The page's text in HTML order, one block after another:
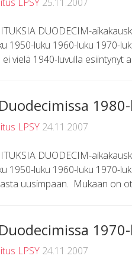
DUODECIM-
1950-luku 1960-luku 1970-
vielä 1940-luvulla esiintynyt
LPSY 24.11.2007
DUODECIM-
1950-luku 1960-luku 1970-
uusimpaan. Mukaan on
LPSY 24.11.2007